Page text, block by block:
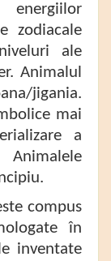
zodiacale
ale
Animalul
jigania.
mai
a
compus
în
inventate